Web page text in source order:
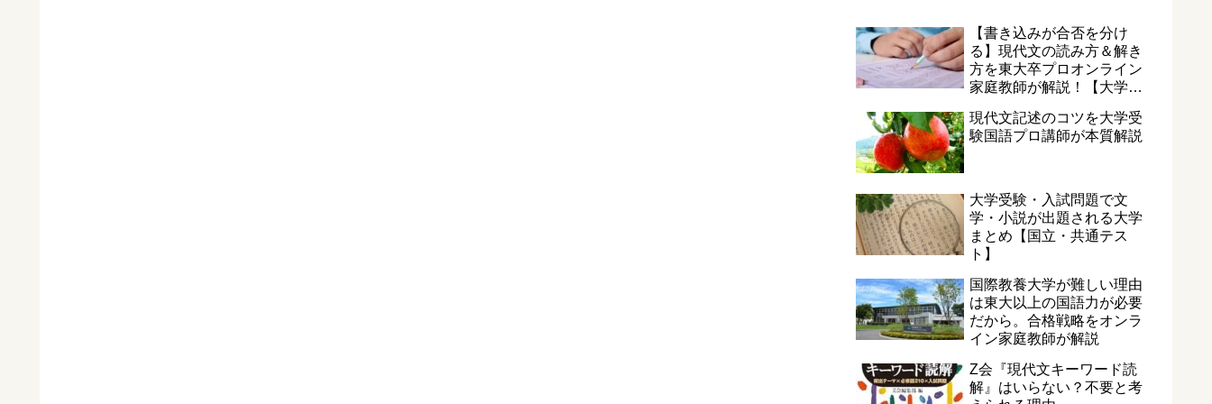
【書き込みが合否を分け
る】現代文の読み方＆解き
方を東大卒プロオンライン
家庭教師が解説！【大学受
ツ】
現代文記述のコツを大学受
験国語プロ講師が本質解説
大学受験・入試問題で文
学・小説が出題される大学
まとめ【国立・共通テス
ト】
国際教養大学が難しい理由
は東大以上の国語力が必要
だから。合格戦略をオンラ
イン家庭教師が解説
Z会『現代文キーワード読
解』はいらない？不要と考